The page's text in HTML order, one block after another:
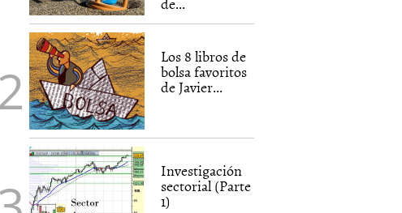
Los 8 libros de
bolsa favoritos
de Javier...
Investigación
sectorial (Parte
1)